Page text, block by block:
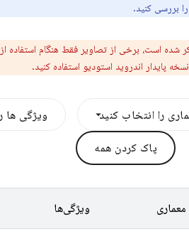
بررسی کنید.
شده است، برخی از تصاویر فقط هنگام استفاده
پایدار اندروید استودیو استفاده کنید.
را انتخاب کنید ویژگی ها
پاک کردن همه
معماری ویژگی‌ها